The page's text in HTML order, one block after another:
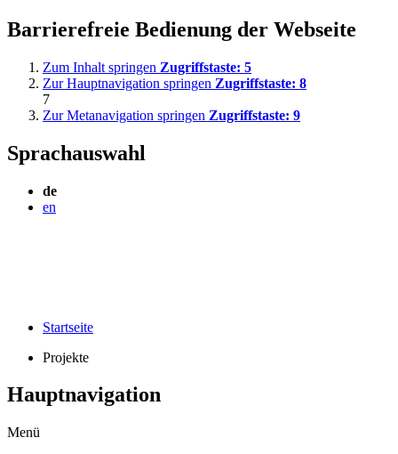
Barrierefreie Bedienung der Webseite
Zum Inhalt springen Zugriffstaste: 5
Zur Hauptnavigation springen Zugriffstaste: 8
7
Zur Metanavigation springen Zugriffstaste: 9
Sprachauswahl
de
en
Startseite
Projekte
Hauptnavigation
Menü